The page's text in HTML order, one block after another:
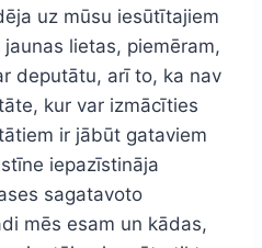
uz mūsu iesūtītajiem
lietas, piemēram,
deputātu, arī to, ka nav
kur var izmācīties
ir jābūt gataviem
iepazīstināja
sagatavoto
mēs esam un kādas,